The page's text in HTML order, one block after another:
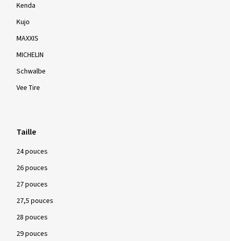
Kenda
Kujo
MAXXIS
MICHELIN
Schwalbe
Vee Tire
Taille
24 pouces
26 pouces
27 pouces
27,5 pouces
28 pouces
29 pouces